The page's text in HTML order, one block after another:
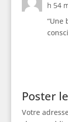
h 54
“Une
Poster
Votre